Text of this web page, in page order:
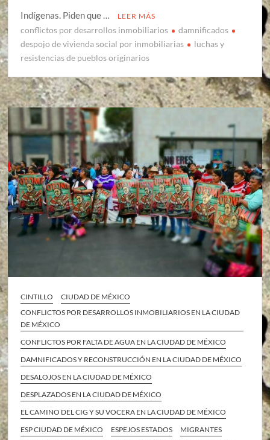
Indígenas. Piden que …
LEER MÁS
conflictos por desarrollos inmobiliarios
damnificados
despojo de vivienda social por inmobiliarias
luchas y
resistencias de pueblos originarios
CINTILLO
CIUDAD DE MÉXICO
CONFLICTOS POR DESARROLLOS INMOBILIARIOS EN LA CIUDAD
DE MÉXICO
CONFLICTOS POR FALTA DE AGUA EN LA CIUDAD DE MÉXICO
DAMNIFICADOS Y RECONSTRUCCIÓN EN LA CIUDAD DE MÉXICO
DESALOJOS EN LA CIUDAD DE MÉXICO
DESPLAZADOS EN LA CIUDAD DE MÉXICO
EL CAMINO DEL CIG Y SU VOCERA EN LA CIUDAD DE MÉXICO
ESP CIUDAD DE MÉXICO
ESPEJOS ESTADOS
MIGRANTES